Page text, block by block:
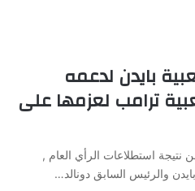
بايدن لدعمه
ترامب لعزمها على
نتيجة استطلاعات الرأي العام ,
والرئيس السابق دونالد…